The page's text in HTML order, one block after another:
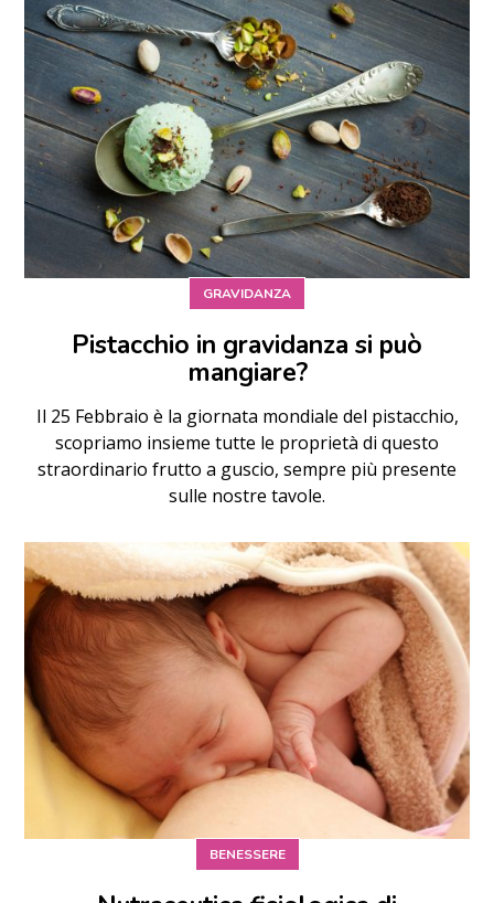
GRAVIDANZA
Pistacchio in gravidanza si può
mangiare?
Il 25 Febbraio è la giornata mondiale del pistacchio,
scopriamo insieme tutte le proprietà di questo
straordinario frutto a guscio, sempre più presente
sulle nostre tavole.
BENESSERE